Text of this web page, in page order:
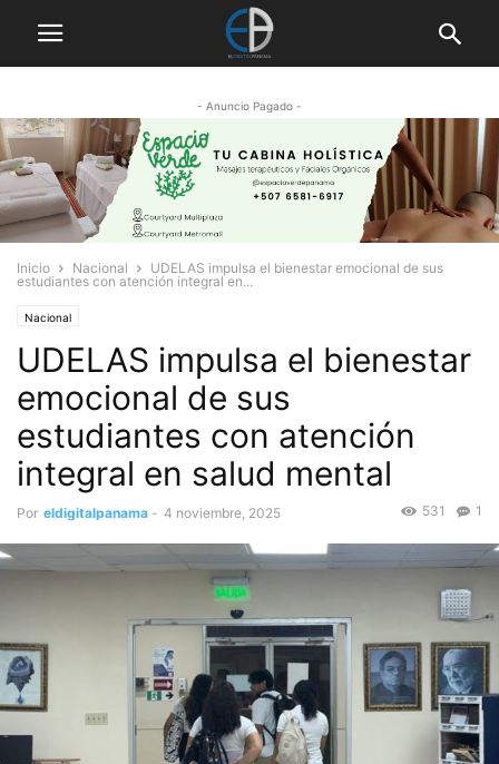
- Anuncio Pagado -
Inicio Nacional
UDELAS impulsa el bienestar emocional de sus
estudiantes con atención integral en...
Nacional
UDELAS impulsa el bienestar
emocional de sus
estudiantes con atención
integral en salud mental
Por eldigitalpanama - 4 noviembre, 2025 1
531